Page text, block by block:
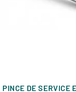
PINCE DE SERVICE